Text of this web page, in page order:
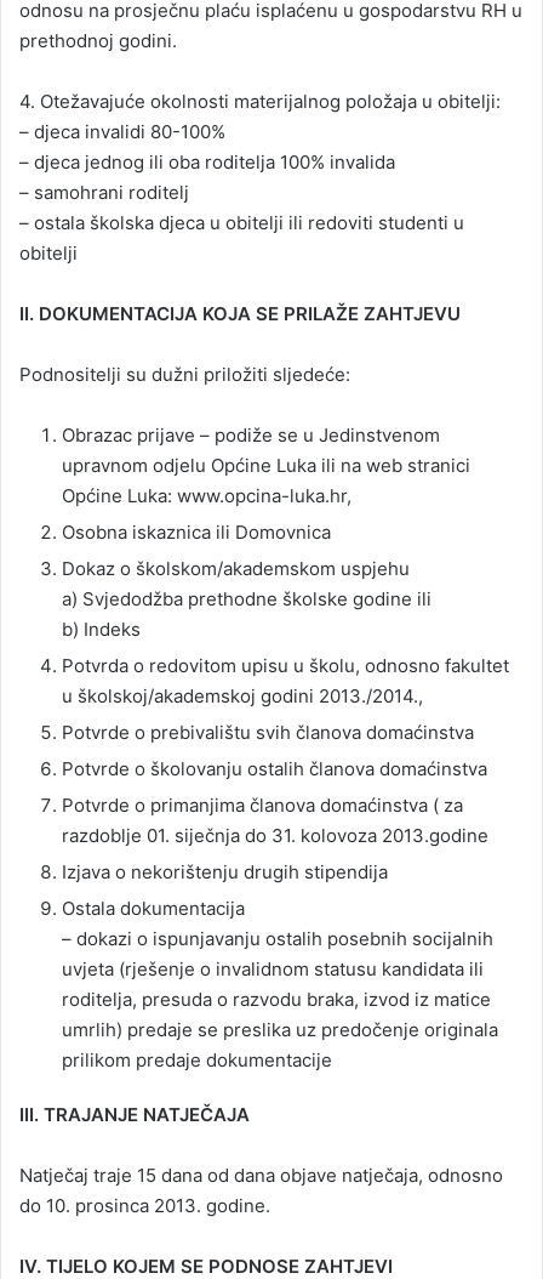
odnosu na prosječnu plaću isplaćenu u gospodarstvu RH u
prethodnoj godini.
4. Otežavajuće okolnosti materijalnog položaja u obitelji:
– djeca invalidi 80-100%
– djeca jednog ili oba roditelja 100% invalida
– samohrani roditelj
– ostala školska djeca u obitelji ili redoviti studenti u
obitelji
II. DOKUMENTACIJA KOJA SE PRILAŽE ZAHTJEVU
Podnositelji su dužni priložiti sljedeće:
Obrazac prijave – podiže se u Jedinstvenom
upravnom odjelu Općine Luka ili na web stranici
Općine Luka: www.opcina-luka.hr,
Osobna iskaznica ili Domovnica
Dokaz o školskom/akademskom uspjehu
a) Svjedodžba prethodne školske godine ili
b) Indeks
Potvrda o redovitom upisu u školu, odnosno fakultet
u školskoj/akademskoj godini 2013./2014.,
Potvrde o prebivalištu svih članova domaćinstva
Potvrde o školovanju ostalih članova domaćinstva
Potvrde o primanjima članova domaćinstva ( za
razdoblje 01. siječnja do 31. kolovoza 2013.godine
Izjava o nekorištenju drugih stipendija
Ostala dokumentacija
– dokazi o ispunjavanju ostalih posebnih socijalnih
uvjeta (rješenje o invalidnom statusu kandidata ili
roditelja, presuda o razvodu braka, izvod iz matice
umrlih) predaje se preslika uz predočenje originala
prilikom predaje dokumentacije
III. TRAJANJE NATJEČAJA
Natječaj traje 15 dana od dana objave natječaja, odnosno
do 10. prosinca 2013. godine.
IV. TIJELO KOJEM SE PODNOSE ZAHTJEVI